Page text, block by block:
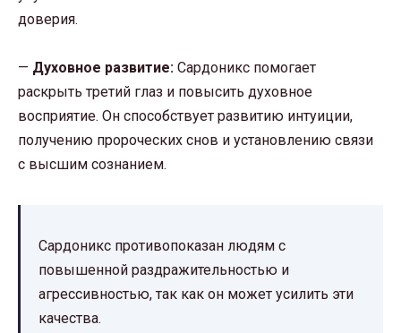
доверия.
— Духовное развитие: Сардоникс помогает
раскрыть третий глаз и повысить духовное
восприятие. Он способствует развитию интуиции,
получению пророческих снов и установлению связи
с высшим сознанием.
Сардоникс противопоказан людям с
повышенной раздражительностью и
агрессивностью, так как он может усилить эти
качества.